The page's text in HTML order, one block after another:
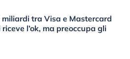
miliardi tra Visa e Mastercard
l’ok, ma preoccupa gli